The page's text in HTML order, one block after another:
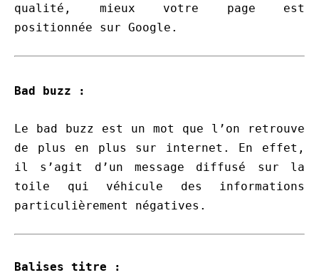
qualité, mieux votre page est
positionnée sur Google.
Bad buzz :
Le bad buzz est un mot que l’on retrouve
de plus en plus sur internet. En effet,
il s’agit d’un message diffusé sur la
toile qui véhicule des informations
particulièrement négatives.
Balises titre :